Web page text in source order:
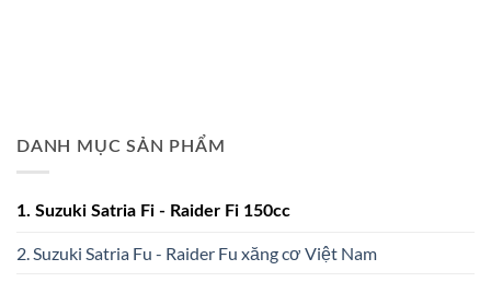
DANH MỤC SẢN PHẨM
1. Suzuki Satria Fi - Raider Fi 150cc
2. Suzuki Satria Fu - Raider Fu xăng cơ Việt Nam